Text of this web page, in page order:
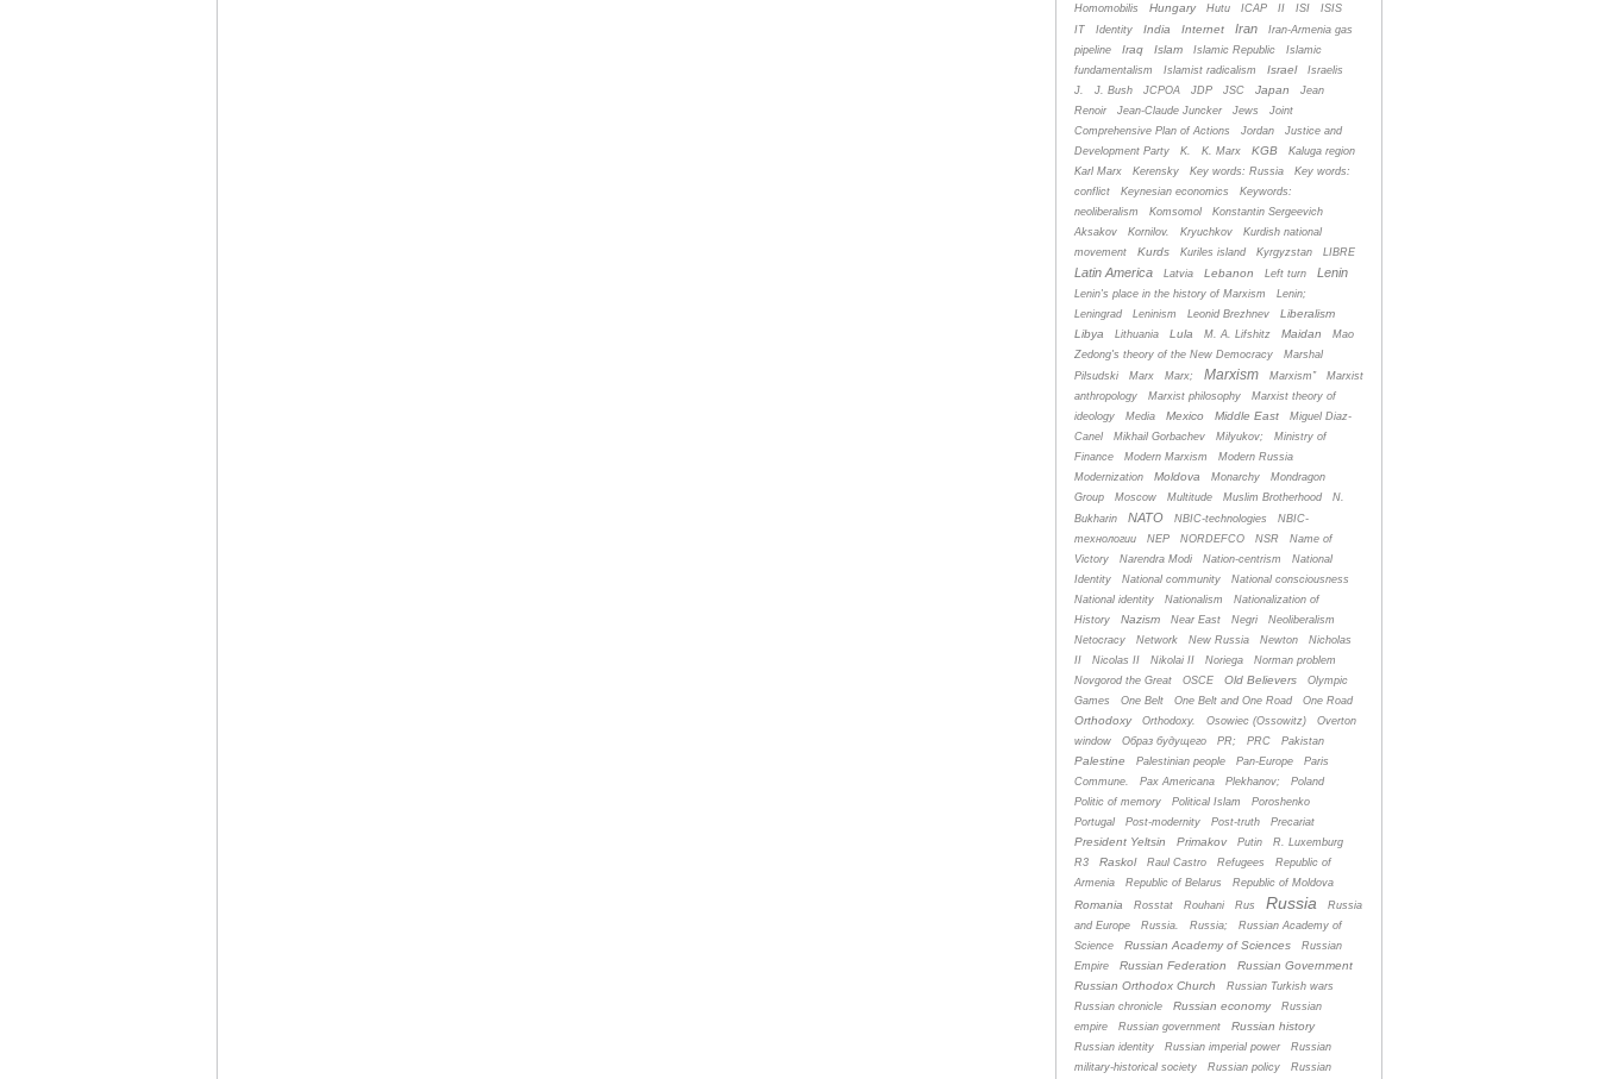
Homomobilis
Hungary Hutu ICAP II ISI
ISIS
IT
Identity India Internet Iran
Iran-Armenia gas
pipeline
Iraq Islam Islamic Republic
Islamic
fundamentalism
Islamist radicalism Israel
Israelis
J.
J. Bush JCPOA JDP JSC Japan
Jean
Renoir
Jean-Claude Juncker Jews
Joint
Comprehensive Plan of Actions
Jordan
Justice and
Development Party
K. K. Marx KGB
Kaluga region
Karl Marx
Kerensky Key words: Russia
Key words:
conflict
Keynesian economics
Keywords:
neoliberalism
Komsomol
Konstantin Sergeevich
Aksakov
Kornilov. Kryuchkov
Kurdish national
movement
Kurds Kuriles island Kyrgyzstan LIBRE
Latin America Latvia Lebanon Left turn Lenin
Lenin's place in the history of Marxism
Lenin;
Leningrad
Leninism Leonid Brezhnev
Liberalism
Libya
Lithuania Lula M. A. Lifshitz Maidan
Mao
Zedong's theory of the New Democracy
Marshal
Pilsudski
Marx Marx; Marxism Marxism”
Marxist
anthropology
Marxist philosophy
Marxist theory of
ideology
Media Mexico Middle East
Miguel Diaz-
Canel
Mikhail Gorbachev Milyukov;
Ministry of
Finance
Modern Marxism
Modern Russia
Modernization
Moldova Monarchy
Mondragon
Group
Moscow Multitude Muslim Brotherhood
N.
Bukharin
NATO NBIC-technologies
NBIC-
технологии
NEP NORDEFCO NSR
Name of
Victory
Narendra Modi Nation-centrism
National
Identity
National community
National consciousness
National identity
Nationalism
Nationalization of
History
Nazism Near East Negri
Neoliberalism
Netocracy
Network New Russia Newton
Nicholas
II
Nicolas II Nikolai II Noriega
Norman problem
Novgorod the Great
OSCE Old Believers
Olympic
Games
One Belt One Belt and One Road One Road
Orthodoxy Orthodoxy. Osowiec (Ossowitz)
Overton
window
Oбраз будущего PR; PRC Pakistan
Palestine Palestinian people Pan-Europe
Paris
Commune.
Pax Americana Plekhanov;
Poland
Politic of memory
Political Islam
Poroshenko
Portugal
Post-modernity Post-truth Precariat
President Yeltsin Primakov Putin
R. Luxemburg
R3
Raskol Raul Castro Refugees
Republic of
Armenia
Republic of Belarus Republic of Moldova
Romania Rosstat Rouhani Rus Russia
Russia
and Europe
Russia. Russia;
Russian Academy of
Science
Russian Academy of Sciences
Russian
Empire
Russian Federation
Russian Government
Russian Orthodox Church
Russian Turkish wars
Russian chronicle
Russian economy
Russian
empire
Russian government Russian history
Russian identity Russian imperial power
Russian
military-historical society
Russian policy Russian